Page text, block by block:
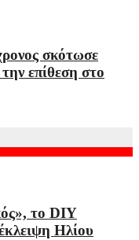
σκότωσε
επίθεση στο
το DIY
Ηλίου